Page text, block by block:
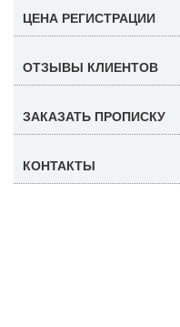
ЦЕНА РЕГИСТРАЦИИ
ОТЗЫВЫ КЛИЕНТОВ
ЗАКАЗАТЬ ПРОПИСКУ
КОНТАКТЫ